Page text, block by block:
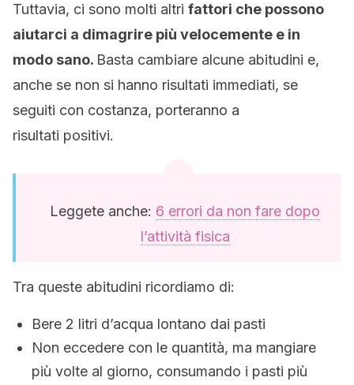
Tuttavia, ci sono molti altri fattori che possono
aiutarci a dimagrire più velocemente e in
modo sano. Basta cambiare alcune abitudini e,
anche se non si hanno risultati immediati, se
seguiti con costanza, porteranno a
risultati positivi.
Leggete anche: 6 errori da non fare dopo
l’attività fisica
Tra queste abitudini ricordiamo di:
Bere 2 litri d’acqua lontano dai pasti
Non eccedere con le quantità, ma mangiare
più volte al giorno, consumando i pasti più